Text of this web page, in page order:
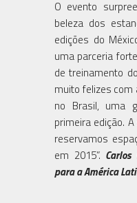
O evento
beleza dos
edições do
uma parceria
de treinamento
muito felizes com
no Brasil, uma
primeira edição.
reservamos
em 2015”. Carlos
para a América